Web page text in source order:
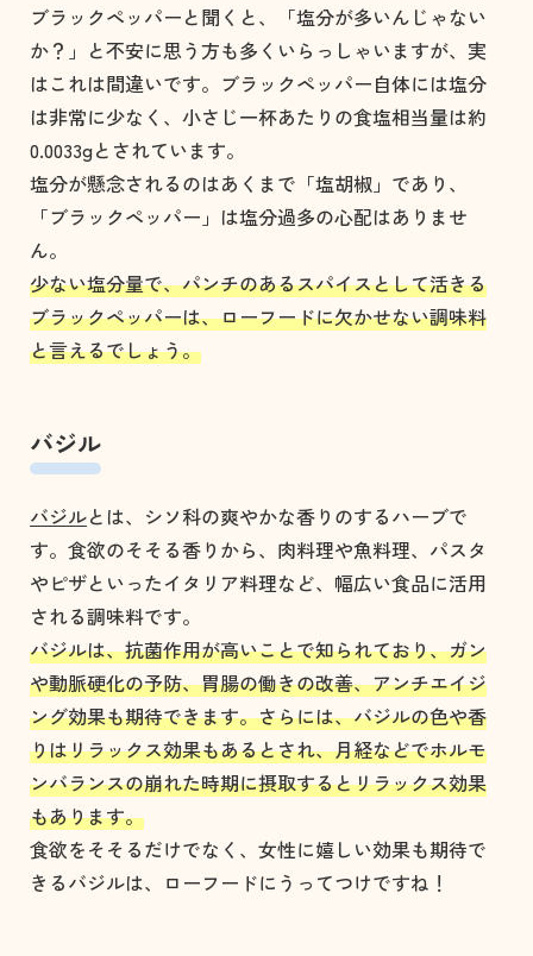
ブラックペッパーと聞くと、「塩分が多いんじゃない
か？」と不安に思う方も多くいらっしゃいますが、実
はこれは間違いです。ブラックペッパー自体には塩分
は非常に少なく、小さじ一杯あたりの食塩相当量は約
0.0033gとされています。
塩分が懸念されるのはあくまで「塩胡椒」であり、
「ブラックペッパー」は塩分過多の心配はありませ
ん。
少ない塩分量で、パンチのあるスパイスとして活きる
ブラックペッパーは、ローフードに欠かせない調味料
と言えるでしょう。
バジル
バジルとは、シソ科の爽やかな香りのするハーブで
す。食欲のそそる香りから、肉料理や魚料理、パスタ
やピザといったイタリア料理など、幅広い食品に活用
される調味料です。
バジルは、抗菌作用が高いことで知られており、ガン
や動脈硬化の予防、胃腸の働きの改善、アンチエイジ
ング効果も期待できます。さらには、バジルの色や香
りはリラックス効果もあるとされ、月経などでホルモ
ンバランスの崩れた時期に摂取するとリラックス効果
もあります。
食欲をそそるだけでなく、女性に嬉しい効果も期待で
きるバジルは、ローフードにうってつけですね！